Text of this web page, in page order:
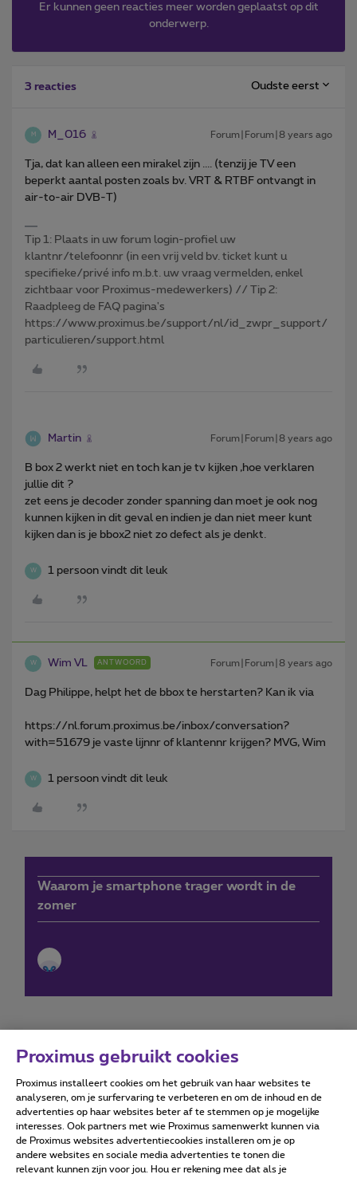
Er kunnen geen reacties meer worden geplaatst op dit
onderwerp.
3 reacties Oudste eerst
M M_016 Forum|Forum|8 years ago
Tja, dat kan alleen een mirakel zijn .... (tenzij je TV een
beperkt aantal posten zoals bv. VRT & RTBF ontvangt in
air-to-air DVB-T)
Tip 1: Plaats in uw forum login-profiel uw
klantnr/telefoonnr (in een vrij veld bv. ticket kunt u
specifieke/privé info m.b.t. uw vraag vermelden, enkel
zichtbaar voor Proximus-medewerkers) // Tip 2:
Raadpleeg de FAQ pagina's
https://www.proximus.be/support/nl/id_zwpr_support/
particulieren/support.html
Martin Forum|Forum|8 years ago
B box 2 werkt niet en toch kan je tv kijken ,hoe verklaren
jullie dit ?
zet eens je decoder zonder spanning dan moet je ook nog
kunnen kijken in dit geval en indien je dan niet meer kunt
kijken dan is je bbox2 niet zo defect als je denkt.
W 1 persoon vindt dit leuk
W Wim VL ANTWOORD Forum|Forum|8 years ago
Dag Philippe, helpt het de bbox te herstarten? Kan ik via
https://nl.forum.proximus.be/inbox/conversation?
with=51679 je vaste lijnnr of klantennr krijgen? MVG, Wim
W 1 persoon vindt dit leuk
Waarom je smartphone trager wordt in de
zomer
Forumvoorwaarden Accessibility statement
Proximus gebruikt cookies
Proximus installeert cookies om het gebruik van haar websites te
analyseren, om je surfervaring te verbeteren en om de inhoud en de
advertenties op haar websites beter af te stemmen op je mogelijke
interesses. Ook partners met wie Proximus samenwerkt kunnen via
de Proximus websites advertentiecookies installeren om je op
andere websites en sociale media advertenties te tonen die
relevant kunnen zijn voor jou. Hou er rekening mee dat als je